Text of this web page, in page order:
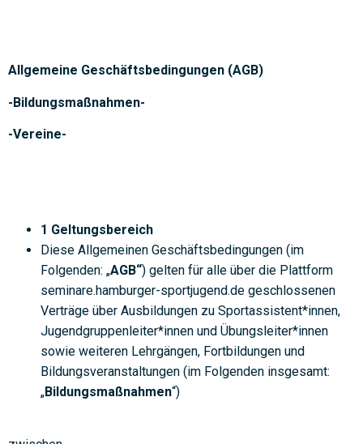
Allgemeine Geschäftsbedingungen (AGB)
-Bildungsmaßnahmen-
-Vereine-
1 Geltungsbereich
Diese Allgemeinen Geschäftsbedingungen (im
Folgenden: „AGB“) gelten für alle über die Plattform
seminare.hamburger-sportjugend.de geschlossenen
Verträge über Ausbildungen zu Sportassistent*innen,
Jugendgruppenleiter*innen und Übungsleiter*innen
sowie weiteren Lehrgängen, Fortbildungen und
Bildungsveranstaltungen (im Folgenden insgesamt:
„Bildungsmaßnahmen“)